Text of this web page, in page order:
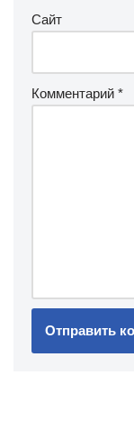
Сайт
Комментарий *